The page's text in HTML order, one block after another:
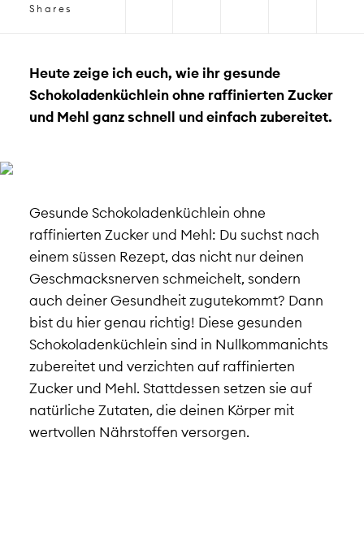
Shares
Heute zeige ich euch, wie ihr gesunde
Schokoladenküchlein ohne raffinierten Zucker
und Mehl ganz schnell und einfach zubereitet.
Gesunde Schokoladenküchlein ohne
raffinierten Zucker und Mehl: Du suchst nach
einem süssen Rezept, das nicht nur deinen
Geschmacksnerven schmeichelt, sondern
auch deiner Gesundheit zugutekommt? Dann
bist du hier genau richtig! Diese gesunden
Schokoladenküchlein sind in Nullkommanichts
zubereitet und verzichten auf raffinierten
Zucker und Mehl. Stattdessen setzen sie auf
natürliche Zutaten, die deinen Körper mit
wertvollen Nährstoffen versorgen.